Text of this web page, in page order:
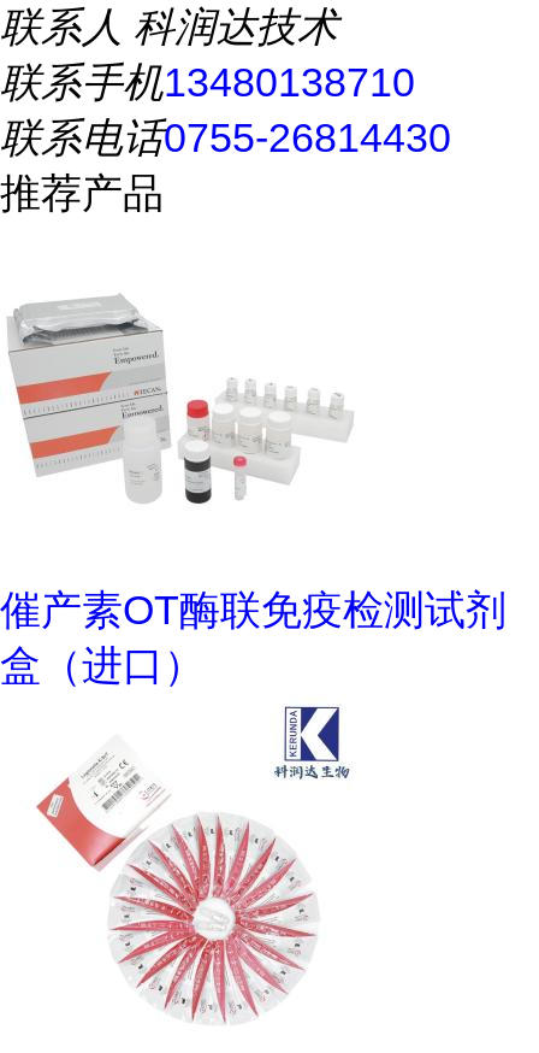
联系人 科润达技术
联系手机13480138710
联系电话0755-26814430
推荐产品
催产素OT酶联免疫检测试剂
盒（进口）